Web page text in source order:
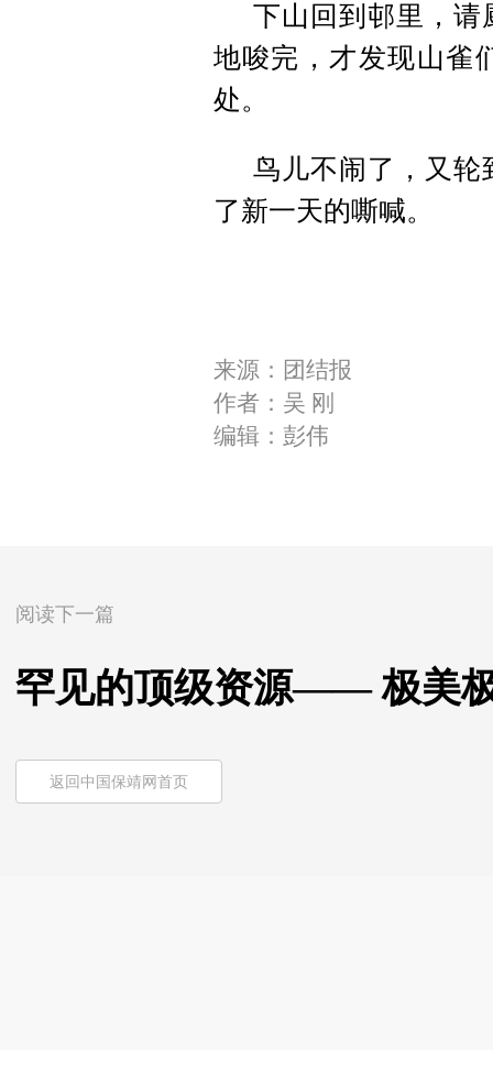
下山回到邨里，请
地唆完，才发现山雀
处。
鸟儿不闹了，又轮
了新一天的嘶喊。
来源：团结报
作者：吴 刚
编辑：彭伟
阅读下一篇
罕见的顶级资源—— 极美
返回中国保靖网首页